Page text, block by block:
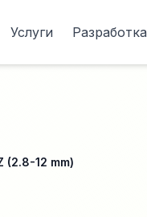
Услуги Разработка
(2.8-12 mm)